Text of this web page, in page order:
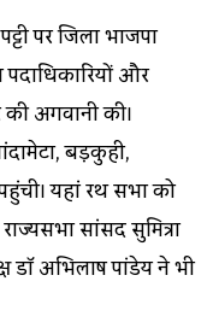
पर जिला भाजपा
और
की अगवानी की।
बड़कुही,
यहां रथ सभा को
सांसद सुमित्रा
डॉ अभिलाष पांडेय ने भी